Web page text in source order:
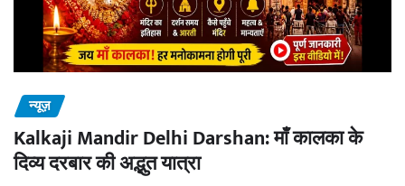
न्यूज़
Kalkaji Mandir Delhi Darshan: माँ कालका के
दिव्य दरबार की अद्भुत यात्रा